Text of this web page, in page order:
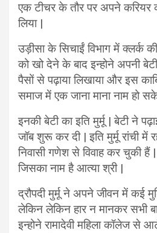
एक टीचर के तौर पर अपने
लिया |
उड़ीसा के सिचाईं विभाग में क्लर्क
को खो देने के बाद इन्होने अपनी
पैसों से पढ़ाया लिखाया और इस
समाज में एक जाना माना नाम हो
इनकी बेटी का इति मुर्मू | बेटी ने
जॉब शुरू कर दी | इति मुर्मू रांची में
निवासी गणेश से विवाह कर चुकी हैं
जिसका नाम है आत्या श्री |
द्रौपदी मुर्मू ने अपने जीवन में कई
लेकिन लेकिन हार न मानकर सभी
इन्होने रामादेवी महिला कॉलेज से